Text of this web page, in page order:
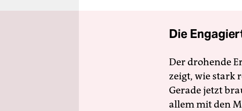
Die
Der drohende
zeigt, wie stark
Gerade jetzt
allem mit den